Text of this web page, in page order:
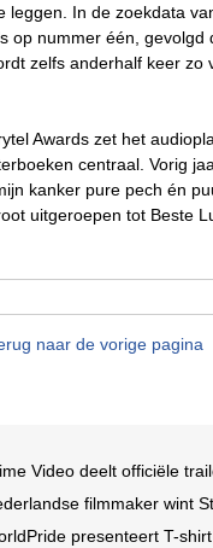
leggen. In de zoekdata
op nummer één, gevolgd
zelfs anderhalf keer
Awards zet het
centraal. Vorig
kanker pure pech én
uitgeroepen tot Beste
naar de vorige pagina
Video deelt officiële trailer van
filmmaker wint Student
presenteert T-shirt dat AI-